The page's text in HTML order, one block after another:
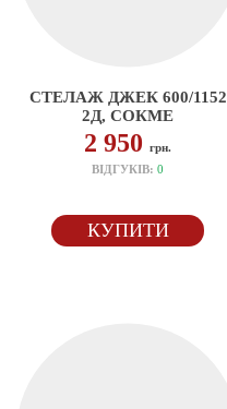
СТЕЛАЖ ДЖЕК 600/1152
2Д, СОКМЕ
2 950грн.
ВІДГУКІВ:0
КУПИТИ